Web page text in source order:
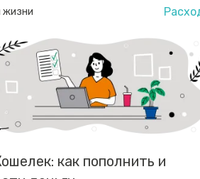
жизни
как пополнить и